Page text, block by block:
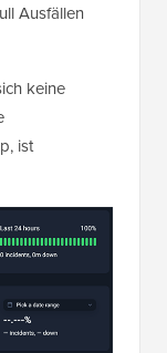
Ausfällen
keine
ist